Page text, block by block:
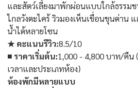
และสัตว์เลี้ยงมาพักผ่อนแบบใกล้ธรรม
ไกลวังตะไคร้ วิวมองเห็นเขื่อนขุนด่าน แ
น้ำได้หลายโซน
★ คะแนนรีวิว:8.5/10
■ ราคาเริ่มต้น:1,000 - 4,800 บาท/คืน
เวลาและประเภทห้อง)
ห้องพักมีหลายแบบ